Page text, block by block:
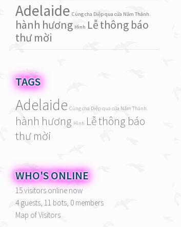
Adelaide Cùng cha Diệp qua cửa Năm Thánh.
hành hương Hình Lễthông báo
thư mời
TAGS
Adelaide Cùng cha Diệp qua cửa Năm Thánh.
hành hương Hình Lễthông báo
thư mời
WHO'S ONLINE
15 visitors online now
4 guests, 11 bots, 0 members
Map of Visitors